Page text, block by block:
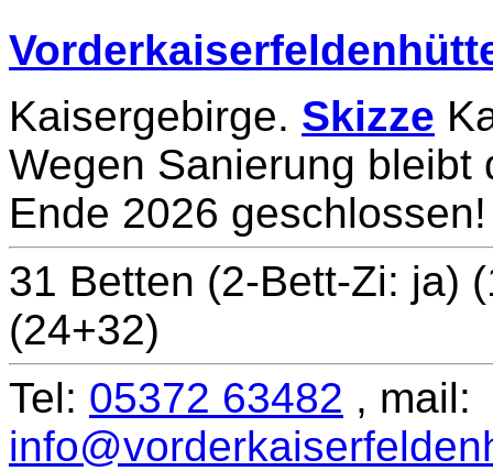
Kaisergebirge. Skizze
Wegen Sanierung
Ende 2026 geschlossen!
31 Betten (2-Bett-Zi: ja)
(24+32)
Tel: 05372 63482 , mail: